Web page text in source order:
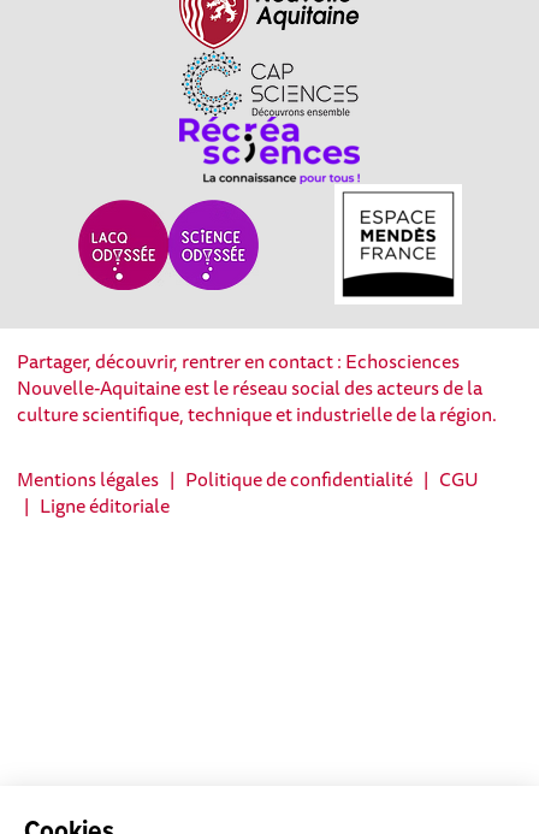
Partager, découvrir, rentrer en contact : Echosciences
Nouvelle-Aquitaine est le réseau social des acteurs de la
culture scientifique, technique et industrielle de la région.
Mentions légales | Politique de confidentialité | CGU
| Ligne éditoriale